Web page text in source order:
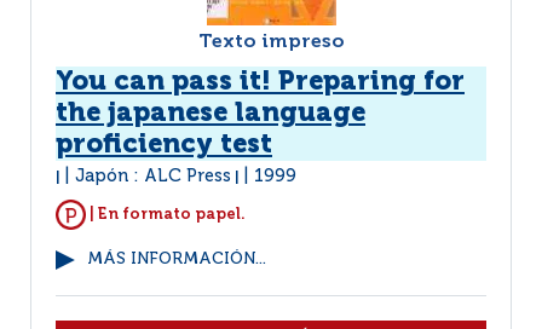
Texto impreso
You can pass it! Preparing for
the japanese language
proficiency test
Japón : ALC Press 1999
| En formato papel.
MÁS INFORMACIÓN...